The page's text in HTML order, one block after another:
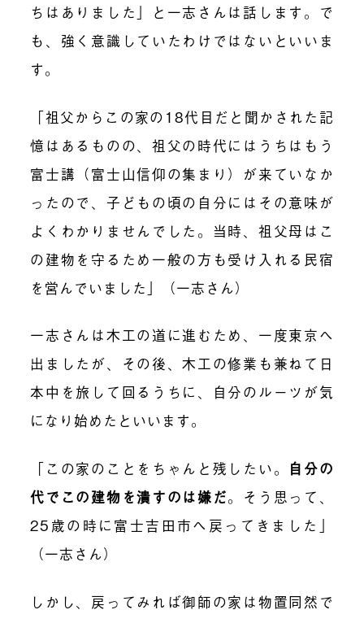
ちはありました」と一志さんは話します。で
も、強く意識していたわけではないといいま
す。
「祖父からこの家の18代目だと聞かされた記
憶はあるものの、祖父の時代にはうちはもう
富士講（富士山信仰の集まり）が来ていなか
ったので、子どもの頃の自分にはその意味が
よくわかりませんでした。当時、祖父母はこ
の建物を守るため一般の方も受け入れる民宿
を営んでいました」（一志さん）
一志さんは木工の道に進むため、一度東京へ
出ましたが、その後、木工の修業も兼ねて日
本中を旅して回るうちに、自分のルーツが気
になり始めたといいます。
「この家のことをちゃんと残したい。 自分の
代でこの建物を潰すのは嫌だ。そう思って、
25歳の時に富士吉田市へ戻ってきました」
（一志さん）
しかし、戻ってみれば御師の家は物置同然で